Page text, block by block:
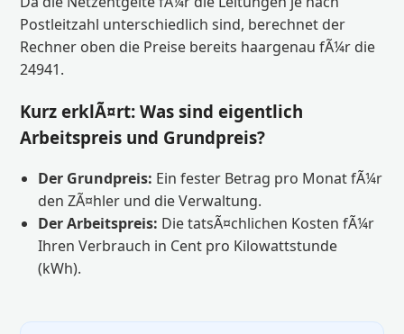
Postleitzahl unterschiedlich sind, berechnet der
Rechner oben die Preise bereits haargenau fÃ¼r die
24941.
Kurz erklÃ¤rt: Was sind eigentlich
Arbeitspreis und Grundpreis?
Der Grundpreis: Ein fester Betrag pro Monat fÃ¼r
den ZÃ¤hler und die Verwaltung.
Der Arbeitspreis: Die tatsÃ¤chlichen Kosten fÃ¼r
Ihren Verbrauch in Cent pro Kilowattstunde
(kWh).